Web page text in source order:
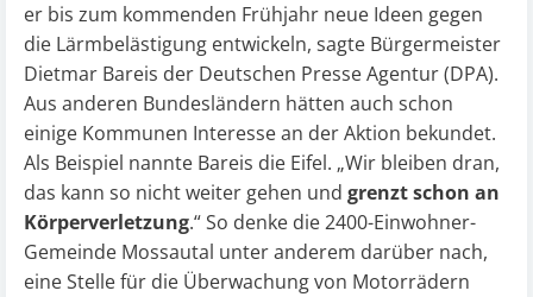
er bis zum kommenden Frühjahr neue Ideen gegen
die Lärmbelästigung entwickeln, sagte Bürgermeister
Dietmar Bareis der Deutschen Presse Agentur (DPA).
Aus anderen Bundesländern hätten auch schon
einige Kommunen Interesse an der Aktion bekundet.
Als Beispiel nannte Bareis die Eifel. „Wir bleiben dran,
das kann so nicht weiter gehen und grenzt schon an
Körperverletzung.“ So denke die 2400-Einwohner-
Gemeinde Mossautal unter anderem darüber nach,
eine Stelle für die Überwachung von Motorrädern